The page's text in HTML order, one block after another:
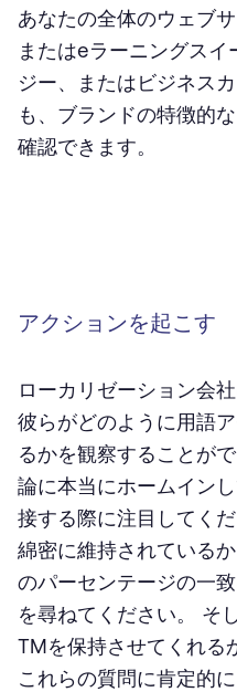
あなたの全体のウェブ
またはeラーニングス
ジー、またはビジネス
も、ブランドの特徴的
確認できます。
アクションを起こす
ローカリゼーション会
彼らがどのように用語
るかを観察することが
論に本当にホームイン
接する際に注目してく
綿密に維持されている
のパーセンテージの一
を尋ねてください。 そ
TMを保持させてくれる
これらの質問に肯定的